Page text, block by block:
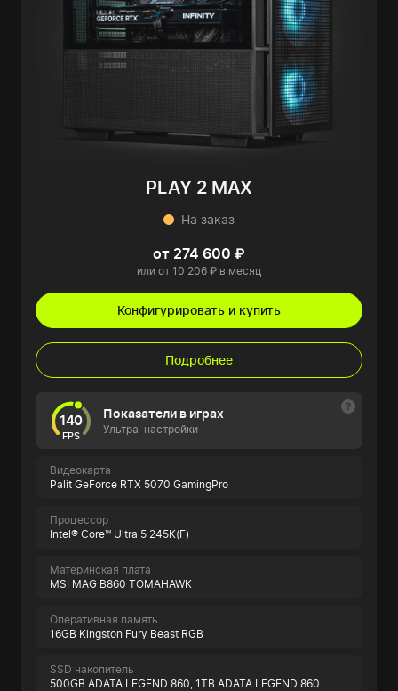
PLAY 2 MAX
На заказ
от 274 600 ₽
или от 10 206 ₽ в месяц
Конфигурировать и купить
Подробнее
140
FPS
Показатели в играх
Ультра-настройки
Видеокарта
Palit GeForce RTX 5070 GamingPro
Процессор
Intel® Core™ Ultra 5 245K(F)
Материнская плата
MSI MAG B860 TOMAHAWK
Оперативная память
16GB Kingston Fury Beast RGB
SSD накопитель
500GB ADATA LEGEND 860, 1TB ADATA LEGEND 860